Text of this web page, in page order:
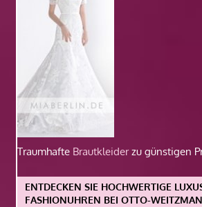
Traumhafte Brautkleiderzu günstigen
ENTDECKEN SIE HOCHWERTIGE
FASHIONUHREN BEI OTTO-